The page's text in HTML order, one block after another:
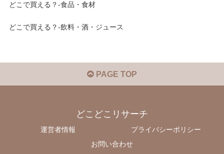
どこで買える？-食品・食材
どこで買える？-飲料・酒・ジュース
PAGE TOP
どこどこリサーチ
運営者情報
プライバシーポリシー
お問い合わせ